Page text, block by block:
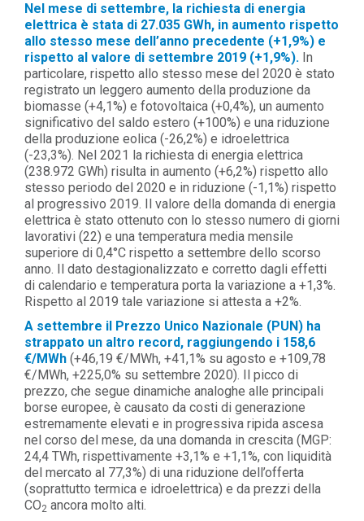
Nel mese di settembre, la richiesta di energia
elettrica è stata di 27.035 GWh, in aumento rispetto
allo stesso mese dell’anno precedente (+1,9%) e
rispetto al valore di settembre 2019 (+1,9%). In
particolare, rispetto allo stesso mese del 2020 è stato
registrato un leggero aumento della produzione da
biomasse (+4,1%) e fotovoltaica (+0,4%), un aumento
significativo del saldo estero (+100%) e una riduzione
della produzione eolica (-26,2%) e idroelettrica
(-23,3%). Nel 2021 la richiesta di energia elettrica
(238.972 GWh) risulta in aumento (+6,2%) rispetto allo
stesso periodo del 2020 e in riduzione (-1,1%) rispetto
al progressivo 2019. Il valore della domanda di energia
elettrica è stato ottenuto con lo stesso numero di giorni
lavorativi (22) e una temperatura media mensile
superiore di 0,4°C rispetto a settembre dello scorso
anno. Il dato destagionalizzato e corretto dagli effetti
di calendario e temperatura porta la variazione a +1,3%.
Rispetto al 2019 tale variazione si attesta a +2%.
A settembre il Prezzo Unico Nazionale (PUN) ha
strappato un altro record, raggiungendo i 158,6
€/MWh (+46,19 €/MWh, +41,1% su agosto e +109,78
€/MWh, +225,0% su settembre 2020). Il picco di
prezzo, che segue dinamiche analoghe alle principali
borse europee, è causato da costi di generazione
estremamente elevati e in progressiva ripida ascesa
nel corso del mese, da una domanda in crescita (MGP:
24,4 TWh, rispettivamente +3,1% e +1,1%, con liquidità
del mercato al 77,3%) di una riduzione dell’offerta
(soprattutto termica e idroelettrica) e da prezzi della
CO2 ancora molto alti.